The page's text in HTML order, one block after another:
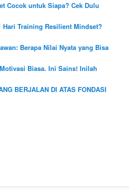
Cocok untuk Siapa? Cek Dulu
Hari Training Resilient Mindset?
Berapa Nilai Nyata yang Bisa
Biasa. Ini Sains! Inilah
BERJALAN DI ATAS FONDASI